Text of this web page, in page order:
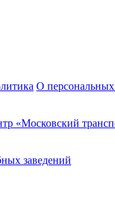
О
«Московский
заведений